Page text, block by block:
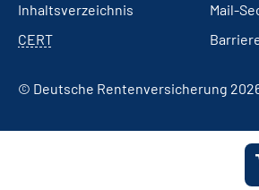
Inhaltsverzeichnis
Mail-
CERT
© Deutsche Rentenversicherung